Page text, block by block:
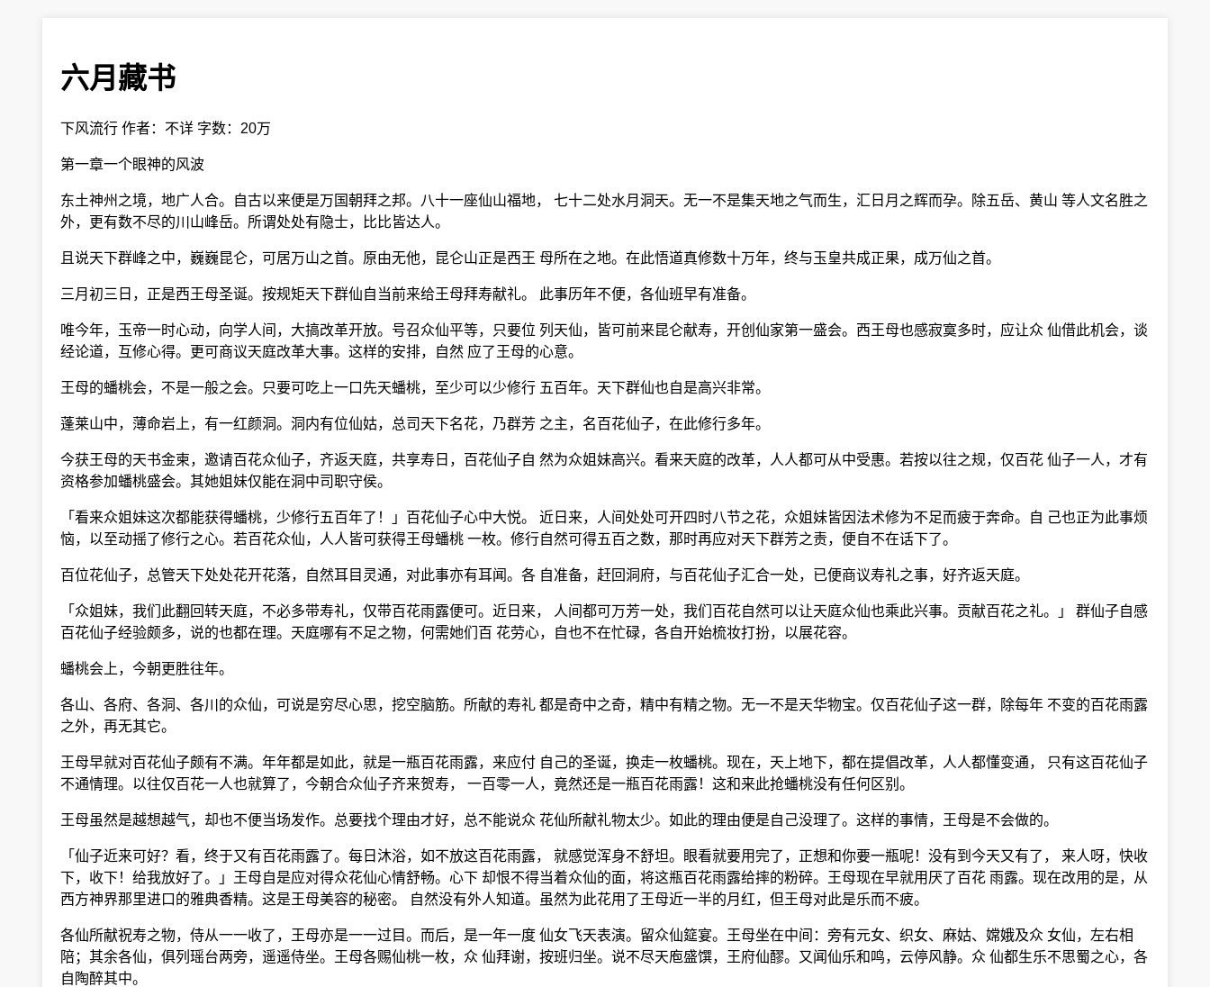
六月藏书
下风流行 作者：不详 字数：20万
第一章一个眼神的风波
东土神州之境，地广人合。自古以来便是万国朝拜之邦。八十一座仙山福地， 七十二处水月洞天。无一不是集天地之气而生，汇日月之辉而孕。除五岳、黄山 等人文名胜之
外，更有数不尽的川山峰岳。所谓处处有隐士，比比皆达人。
且说天下群峰之中，巍巍昆仑，可居万山之首。原由无他，昆仑山正是西王 母所在之地。在此悟道真修数十万年，终与玉皇共成正果，成万仙之首。
三月初三日，正是西王母圣诞。按规矩天下群仙自当前来给王母拜寿献礼。 此事历年不便，各仙班早有准备。
唯今年，玉帝一时心动，向学人间，大搞改革开放。号召众仙平等，只要位 列天仙，皆可前来昆仑献寿，开创仙家第一盛会。西王母也感寂寞多时，应让众 仙借此机会，谈
经论道，互修心得。更可商议天庭改革大事。这样的安排，自然 应了王母的心意。
王母的蟠桃会，不是一般之会。只要可吃上一口先天蟠桃，至少可以少修行 五百年。天下群仙也自是高兴非常。
蓬莱山中，薄命岩上，有一红颜洞。洞内有位仙姑，总司天下名花，乃群芳 之主，名百花仙子，在此修行多年。
今获王母的天书金柬，邀请百花众仙子，齐返天庭，共享寿日，百花仙子自 然为众姐妹高兴。看来天庭的改革，人人都可从中受惠。若按以往之规，仅百花 仙子一人，才有
资格参加蟠桃盛会。其她姐妹仅能在洞中司职守侯。
「看来众姐妹这次都能获得蟠桃，少修行五百年了！」百花仙子心中大悦。 近日来，人间处处可开四时八节之花，众姐妹皆因法术修为不足而疲于奔命。自 己也正为此事烦
恼，以至动摇了修行之心。若百花众仙，人人皆可获得王母蟠桃 一枚。修行自然可得五百之数，那时再应对天下群芳之责，便自不在话下了。
百位花仙子，总管天下处处花开花落，自然耳目灵通，对此事亦有耳闻。各 自准备，赶回洞府，与百花仙子汇合一处，已便商议寿礼之事，好齐返天庭。
「众姐妹，我们此翻回转天庭，不必多带寿礼，仅带百花雨露便可。近日来， 人间都可万芳一处，我们百花自然可以让天庭众仙也乘此兴事。贡献百花之礼。」 群仙子自感
百花仙子经验颇多，说的也都在理。天庭哪有不足之物，何需她们百 花劳心，自也不在忙碌，各自开始梳妆打扮，以展花容。
蟠桃会上，今朝更胜往年。
各山、各府、各洞、各川的众仙，可说是穷尽心思，挖空脑筋。所献的寿礼 都是奇中之奇，精中有精之物。无一不是天华物宝。仅百花仙子这一群，除每年 不变的百花雨露
之外，再无其它。
王母早就对百花仙子颇有不满。年年都是如此，就是一瓶百花雨露，来应付 自己的圣诞，换走一枚蟠桃。现在，天上地下，都在提倡改革，人人都懂变通， 只有这百花仙子
不通情理。以往仅百花一人也就算了，今朝合众仙子齐来贺寿， 一百零一人，竟然还是一瓶百花雨露！这和来此抢蟠桃没有任何区别。
王母虽然是越想越气，却也不便当场发作。总要找个理由才好，总不能说众 花仙所献礼物太少。如此的理由便是自己没理了。这样的事情，王母是不会做的。
「仙子近来可好？看，终于又有百花雨露了。每日沐浴，如不放这百花雨露， 就感觉浑身不舒坦。眼看就要用完了，正想和你要一瓶呢！没有到今天又有了， 来人呀，快收
下，收下！给我放好了。」王母自是应对得众花仙心情舒畅。心下 却恨不得当着众仙的面，将这瓶百花雨露给摔的粉碎。王母现在早就用厌了百花 雨露。现在改用的是，从
西方神界那里进口的雅典香精。这是王母美容的秘密。 自然没有外人知道。虽然为此花用了王母近一半的月红，但王母对此是乐而不疲。
各仙所献祝寿之物，侍从一一收了，王母亦是一一过目。而后，是一年一度 仙女飞天表演。留众仙筵宴。王母坐在中间：旁有元女、织女、麻姑、嫦娥及众 女仙，左右相
陪；其余各仙，俱列瑶台两旁，遥遥侍坐。王母各赐仙桃一枚，众 仙拜谢，按班归坐。说不尽天庖盛馔，王府仙醪。又闻仙乐和鸣，云停风静。众 仙都生乐不思蜀之心，各
自陶醉其中。